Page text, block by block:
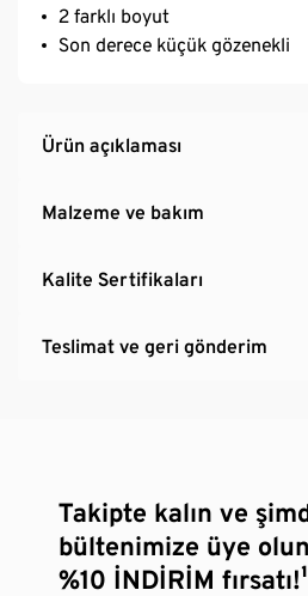
2 farklı boyut
Son derece küçük gözenekli
Ürün açıklaması
Malzeme ve bakım
Kalite Sertifikaları
Teslimat ve geri gönderim
Takipte kalın ve
bültenimize üye
%10 İNDİRİM fırsatı!¹